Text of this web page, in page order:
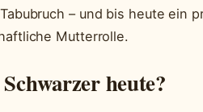
– und bis heute ein
Mutterrolle.
heute?